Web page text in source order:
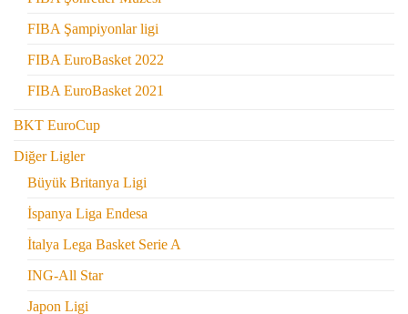
FIBA Şampiyonlar ligi
FIBA EuroBasket 2022
FIBA EuroBasket 2021
BKT EuroCup
Diğer Ligler
Büyük Britanya Ligi
İspanya Liga Endesa
İtalya Lega Basket Serie A
ING-All Star
Japon Ligi